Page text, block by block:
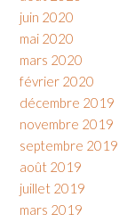
juin 2020
mai 2020
mars 2020
février 2020
décembre 2019
novembre 2019
septembre 2019
août 2019
juillet 2019
mars 2019